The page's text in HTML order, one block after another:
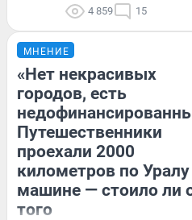
4 859 15
МНЕНИЕ
«Нет некрасивых
городов, есть
Путешественники
проехали 2000
километров по Уралу
машине — стоило ли
того